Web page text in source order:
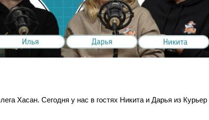
Хасан. Сегодня у нас в гостях Никита и Дарья из